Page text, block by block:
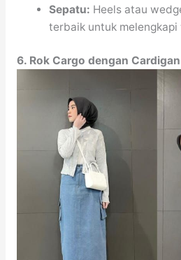
Sepatu: Heels atau
terbaik untuk melengkapi
6. Rok Cargo dengan